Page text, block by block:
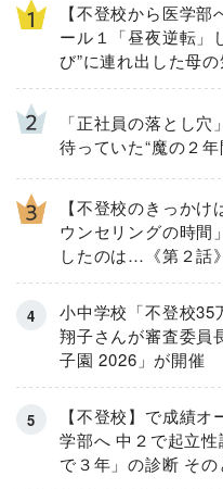
【不登校から医学
ール１「昼夜逆転」
び”に連れ出した母の
「正社員の落とし
待っていた“魔の２年
【不登校のきっか
ウンセリングの時間
したのは…《第２話》
小中学校「不登校
翔子さんが審査委員
子園 2026」が開催
【不登校】で成績
学部へ 中２で起立
で３年」の診断 その